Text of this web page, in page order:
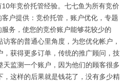
10年竞价托管经验。七七鱼为所有竞价
客户提供：竞价托管，账户优化，专题
服务，使您的竞价账户能够花较少的
客的普通心里角度，为您优化帐户，
，获得更多订单，传统的推广顾问，技
监测一个账户，因为他们的顾客很多
，这样的后果就是钱花了，没有多少精